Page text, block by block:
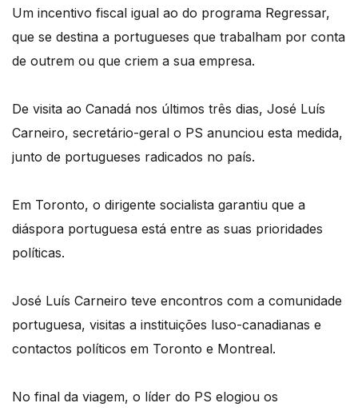
Um incentivo fiscal igual ao do programa Regressar,
que se destina a portugueses que trabalham por conta
de outrem ou que criem a sua empresa.
De visita ao Canadá nos últimos três dias, José Luís
Carneiro, secretário-geral o PS anunciou esta medida,
junto de portugueses radicados no país.
Em Toronto, o dirigente socialista garantiu que a
diáspora portuguesa está entre as suas prioridades
políticas.
José Luís Carneiro teve encontros com a comunidade
portuguesa, visitas a instituições luso-canadianas e
contactos políticos em Toronto e Montreal.
No final da viagem, o líder do PS elogiou os